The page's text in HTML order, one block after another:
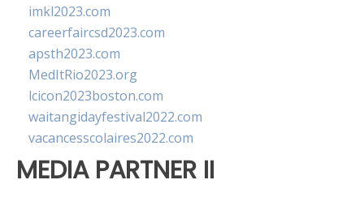
imkl2023.com
careerfaircsd2023.com
apsth2023.com
MedItRio2023.org
lcicon2023boston.com
waitangidayfestival2022.com
vacancesscolaires2022.com
MEDIA PARTNER II